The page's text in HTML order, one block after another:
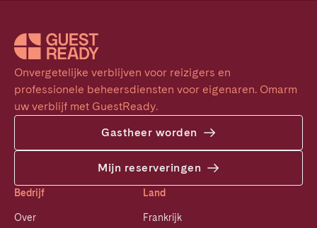
Onvergetelijke verblijven voor reizigers en
professionele beheersdiensten voor eigenaren. Omarm
uw verblijf met GuestReady.
Gastheer worden
Mijn reserveringen
Bedrijf
Over
Land
Frankrijk